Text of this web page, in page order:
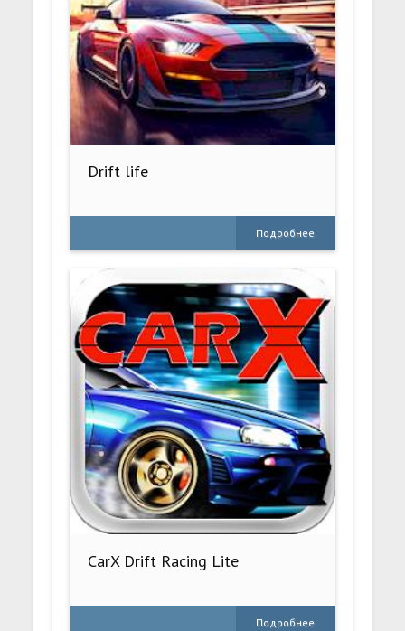
Drift life
Подробнее
CarX Drift Racing Lite
Подробнее